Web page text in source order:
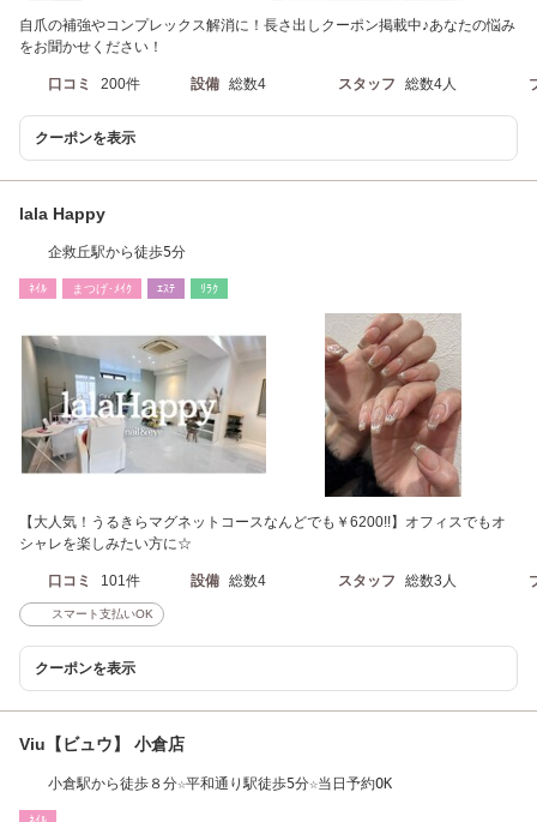
自爪の補強やコンプレックス解消に！長さ出しクーポン掲載中♪あなたの悩み
をお聞かせください！
口コミ 200件 設備 総数4 スタッフ 総数4人
クーポンを表示
lala Happy
企救丘駅から徒歩5分
ﾈｲﾙ まつげ･ﾒｲｸ ｴｽﾃ ﾘﾗｸ
【大人気！うるきらマグネットコースなんどでも￥6200!!】オフィスでもオ
シャレを楽しみたい方に☆
口コミ 101件 設備 総数4 スタッフ 総数3人
スマート支払いOK
クーポンを表示
Viu【ビュウ】 小倉店
小倉駅から徒歩８分☆平和通り駅徒歩5分☆当日予約OK